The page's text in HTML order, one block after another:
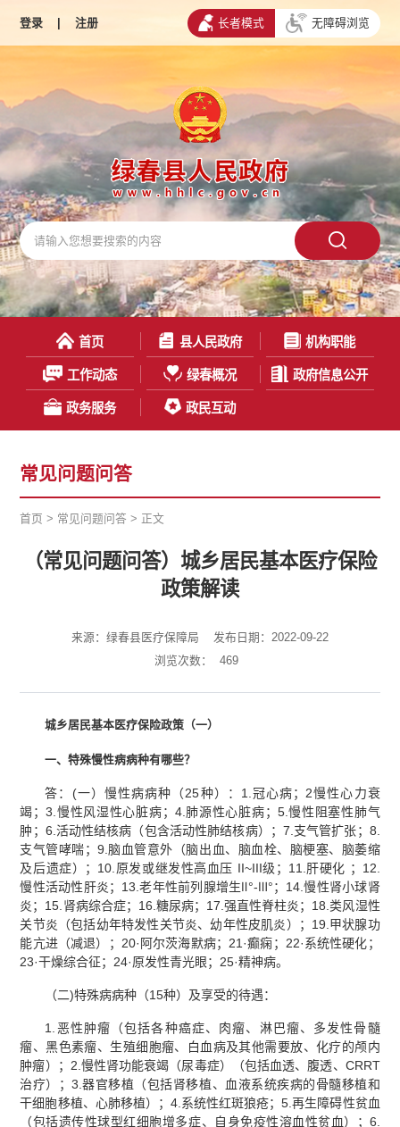
登录 | 注册 长者模式 无障碍浏览
首页 县人民政府 机构职能
工作动态 绿春概况 政府信息公开
政务服务 政民互动
常见问题问答
首页 > 常见问题问答 > 正文
（常见问题问答）城乡居民基本医疗保险
政策解读
来源：绿春县医疗保障局
发布日期：2022-09-22
浏览次数：
469
城乡居民基本医疗保险政策（一）
一、特殊慢性病病种有哪些？
答：(一）慢性病病种（25种）：1.冠心病；2慢性心力衰
竭；3.慢性风湿性心脏病；4.肺源性心脏病；5.慢性阻塞性肺气
肿；6.活动性结核病（包含活动性肺结核病）；7.支气管扩张；8.
支气管哮喘；9.脑血管意外（脑出血、脑血栓、脑梗塞、脑萎缩
及后遗症）；10.原发或继发性高血压 II~III级；11.肝硬化 ；12.
慢性活动性肝炎；13.老年性前列腺增生Ⅱ°-Ⅲ°；14.慢性肾小球肾
炎；15.肾病综合症；16.糖尿病；17.强直性脊柱炎；18.类风湿性
关节炎（包括幼年特发性关节炎、幼年性皮肌炎）；19.甲状腺功
能亢进（减退）；20·阿尔茨海默病；21·癫痫；22·系统性硬化；
23·干燥综合征；24·原发性青光眼；25·精神病。
（二)特殊病病种（15种）及享受的待遇：
1.恶性肿瘤（包括各种癌症、肉瘤、淋巴瘤、多发性骨髓
瘤、黑色素瘤、生殖细胞瘤、白血病及其他需要放、化疗的颅内
肿瘤）；2.慢性肾功能衰竭（尿毒症）（包括血透、腹透、CRRT
治疗）；3.器官移植（包括肾移植、血液系统疾病的骨髓移植和
干细胞移植、心肺移植）；4.系统性红斑狼疮；5.再生障碍性贫血
（包括遗传性球型红细胞增多症、自身免疫性溶血性贫血）；6.